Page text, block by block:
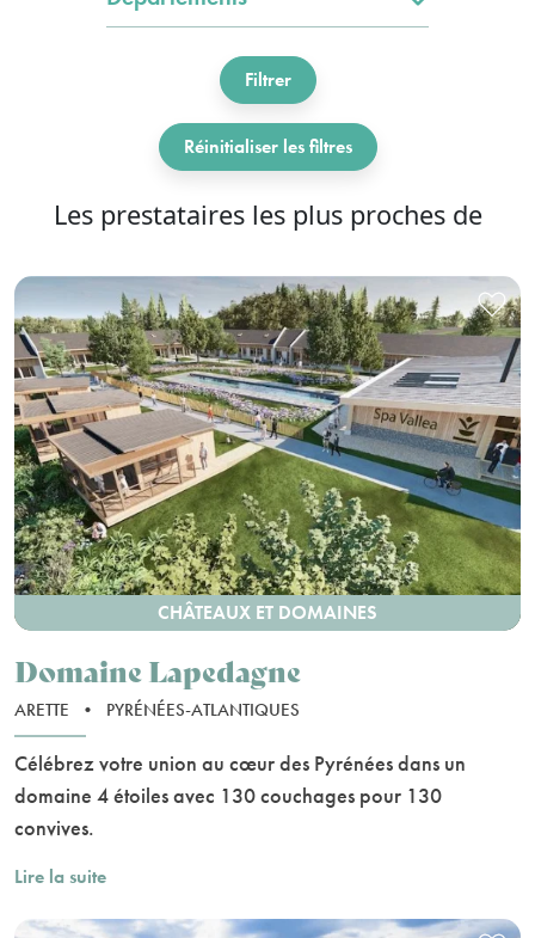
Filtrer
Réinitialiser les filtres
Les prestataires les plus proches de
CHÂTEAUX ET DOMAINES
Domaine Lapedagne
ARETTE • PYRÉNÉES-ATLANTIQUES
Célébrez votre union au cœur des Pyrénées dans un
domaine 4 étoiles avec 130 couchages pour 130
convives.
Lire la suite